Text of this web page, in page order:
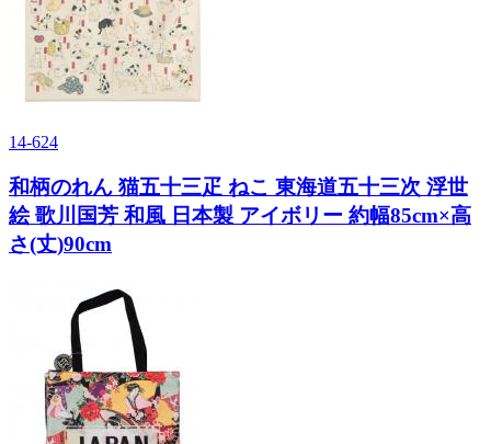
14-624
和柄のれん 猫五十三疋 ねこ 東海道五十三次 浮世
絵 歌川国芳 和風 日本製 アイボリー 約幅85cm×高
さ(丈)90cm